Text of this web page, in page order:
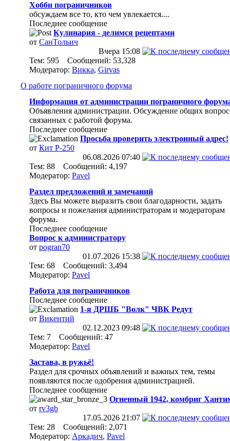
Хобби пограничников
обсуждаем все то, кто чем увлекается....
Последнее сообщение
Кулинария - делимся рецептами
от СанТольич
Вчера 15:08
Тем: 595 Сообщений: 53,328
Модератор: Викка, Girvas
О работе пограничного форума
Информация от администрации пограничного
Объявления администрации. Обсуждение общих
связанных с работой форума.
Последнее сообщение
Просьба проверить электронный адрес!
от Кит Р-250
06.08.2026 07:40
Тем: 88 Сообщений: 4,197
Модератор: Pavel
Раздел предложений и замечаний
Здесь Вы можете выразить свои благодарности, задать
вопросы и пожелания администраторам и модераторам
форума.
Последнее сообщение
Вопрос к администратору
от pogran70
01.07.2026 15:38
Тем: 68 Сообщений: 3,494
Модератор: Pavel
Работа для пограничников
Последнее сообщение
1-я ДРШБ "Волк" ЧВК Редут
от Викентий
02.12.2023 09:48
Тем: 7 Сообщений: 47
Модератор: Pavel
Застава, в ружьё!
Раздел для срочных объявлений и важных тем, темы
появляются после одобрения администрацией.
Последнее сообщение
Огненный 1942, комбриг
от rv3gb
17.05.2026 21:07
Тем: 28 Сообщений: 2,071
Модератор: Аркадич, Pavel